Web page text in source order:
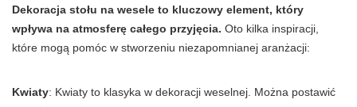
Dekoracja stołu na wesele to kluczowy element, który
wpływa na atmosferę całego przyjęcia. Oto kilka inspiracji,
które mogą pomóc w stworzeniu niezapomnianej aranżacji:
Kwiaty: Kwiaty to klasyka w dekoracji weselnej. Można postawić